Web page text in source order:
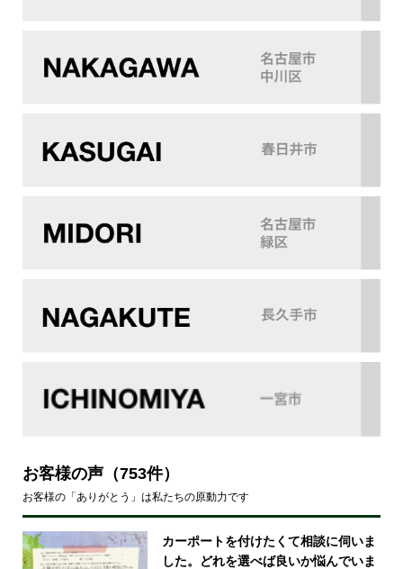
お客様の声（753件）
お客様の「ありがとう」は私たちの原動力です
カーポートを付けたくて相談に伺いま
した。どれを選べば良いか悩んでいま